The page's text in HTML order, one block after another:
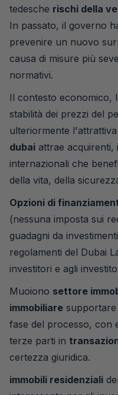
tedesche rischi della
In passato, il governo
prevenire un nuovo
causa di misure più
normativi.
Il contesto economico,
stabilità dei prezzi del
ulteriormente
dubai attrae acquirenti,
internazionali che
della vita, della
Opzioni di
(nessuna imposta sui
guadagni da
regolamenti del Dubai
investitori e agli
Muoiono settore
immobiliare
fase del processo, con
terze parti in
certezza giuridica.
immobili residenziali